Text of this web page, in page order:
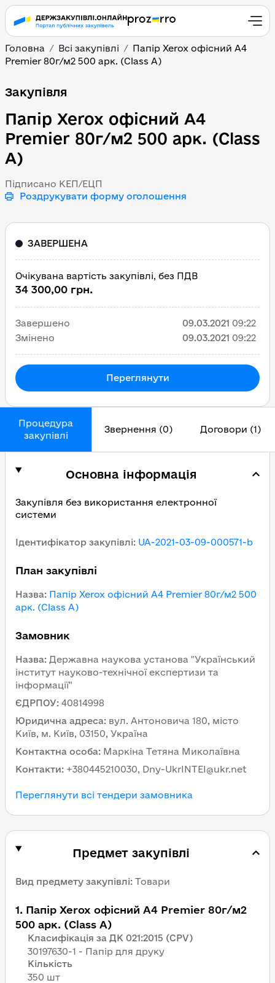
Головна Всі закупівлі
Папір Xerox офісний А4
Premier 80г/м2 500 арк. (Class A)
Папір Xerox офісний
Закупівля
Папір Xerox офісний А4
Premier 80г/м2 500 арк. (Class
A)
Підписано КЕП/ЕЦП
Роздрукувати форму оголошення
Процедура
закупівлі
Звернення (0) Договори (1)
Основна інформація
Закупівля без використання електронної
системи
Ідентифікатор закупівлі: UA-2021-03-09-000571-b
План закупівлі
Назва: Папір Xerox офісний А4 Premier 80г/м2 500
арк. (Class A)
Замовник
Назва: Державна наукова установа "Український
інститут науково-технічної експертизи та
інформації"
ЄДРПОУ: 40814998
Юридична адреса: вул. Антоновича 180, місто
Київ, м. Київ, 03150, Україна
Контактна особа: Маркіна Тетяна Миколаївна
Контакти: +380445210030, Dny-UkrINTEI@ukr.net
Переглянути всі тендери замовника
Предмет закупівлі
Вид предмету закупівлі: Товари
1. Папір Xerox офісний А4 Premier 80г/м2
500 арк. (Class A)
Класифікація за ДК 021:2015 (CPV)
30197630-1 - Папір для друку
Кількість
350 шт
ЗАВЕРШЕНА
Очікувана вартість закупівлі, без ПДВ
34 300,00 грн.
Завершено 09.03.2021 09:22
Змінено
09.03.2021 09:22
Переглянути